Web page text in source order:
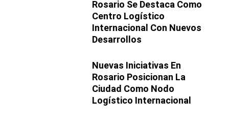
Rosario Se Destaca Como
Centro Logístico
Internacional Con Nuevos
Desarrollos
Nuevas Iniciativas En
Rosario Posicionan La
Ciudad Como Nodo
Logístico Internacional